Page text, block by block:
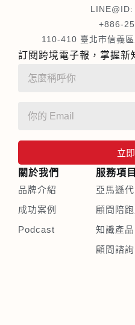
+886-
110-410 臺北市信義
關於我們
品牌介紹
成功案例
Podcast
服務項目
亞馬遜
顧問陪
知識產品
顧問諮詢
訂閱跨境電子報，掌握新
立